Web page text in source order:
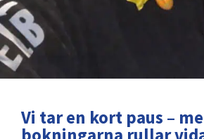
Vi tar en kort paus –